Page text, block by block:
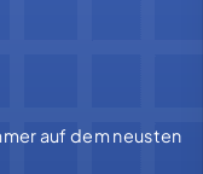
auf dem neusten